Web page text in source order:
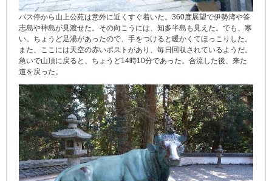
バス停から山上公苑は意外に近くすぐ着いた。360度展望で伊勢湾や答
志島や神島が見渡せた。その向こうには、知多半島も見えた。でも、寒
い。ちょうど足湯があったので、手をつけると暖かくてほっこりした。
また、ここには天空の赤いポストがあり、毎日回収されているようだ。
急いで山頂に戻ると、ちょうど14時10分であった。合流した後、来た
道を戻った。